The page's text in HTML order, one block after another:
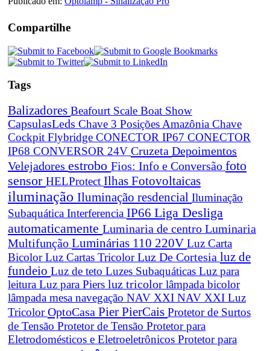
Compartilhe
Tags
Balizadores Beafourt Scale Boat Show
CapsulasLeds Chave 3 Posições Amazônia Chave
Cockpit Flybridge CONECTOR IP67 CONECTOR
IP68 CONVERSOR 24V Cruzeta Depoimentos
Velejadores estrobo Fios: Info e Conversão foto
sensor HELProtect Ilhas Fotovoltaicas
iluminação Iluminação resdencial Iluminação
Subaquática Interferencia IP66 Liga Desliga
automaticamente Luminaria de centro Luminaria
Multifunção Luminárias 110 220V Luz Carta
BicolorLuz Cartas TricolorLuz De Cortesia luz de
fundeio Luz de teto Luzes Subaquáticas Luz para
leitura Luz para Piers luz tricolor lâmpada bicolor
lâmpada mesa navegação NAV XXI NAV XXI Luz
TricolorOptoCasa Pier PierCais Protetor de Surtos
de Tensão Protetor de Tensão Protetor para
Eletrodomésticos e Eletroeletrônicos Protetor para